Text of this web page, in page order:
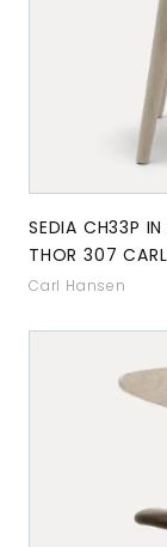
SEDIA CH33P IN
THOR 307
Carl Hansen